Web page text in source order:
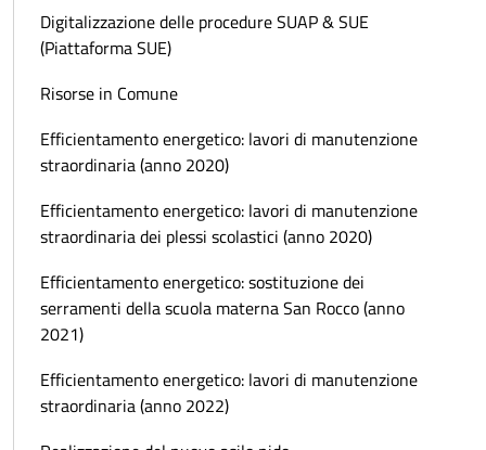
Digitalizzazione delle procedure SUAP & SUE
(Piattaforma SUE)
Risorse in Comune
Efficientamento energetico: lavori di manutenzione
straordinaria (anno 2020)
Efficientamento energetico: lavori di manutenzione
straordinaria dei plessi scolastici (anno 2020)
Efficientamento energetico: sostituzione dei
serramenti della scuola materna San Rocco (anno
2021)
Efficientamento energetico: lavori di manutenzione
straordinaria (anno 2022)